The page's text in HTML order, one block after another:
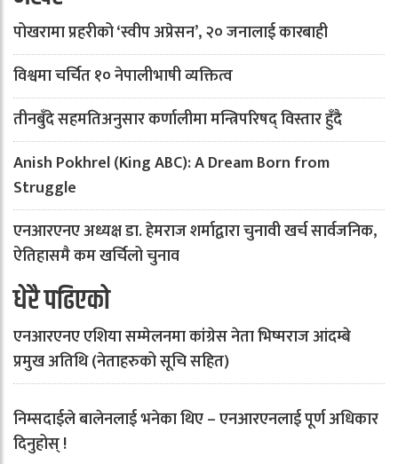
पोखरामा प्रहरीको ‘स्वीप अप्रेसन’, २० जनालाई कारबाही
विश्वमा चर्चित १० नेपालीभाषी व्यक्तित्व
तीनबुँदे सहमतिअनुसार कर्णालीमा मन्त्रिपरिषद् विस्तार हुँदै
Anish Pokhrel (King ABC): A Dream Born from
Struggle
एनआरएनए अध्यक्ष डा. हेमराज शर्माद्वारा चुनावी खर्च सार्वजनिक,
ऐतिहासमै कम खर्चिलो चुनाव
धेरै पढिएको
एनआरएनए एशिया सम्मेलनमा कांग्रेस नेता भिष्मराज आंदम्बे
प्रमुख अतिथि (नेताहरुको सूचि सहित)
निम्सदाईले बालेनलाई भनेका थिए – एनआरएनलाई पूर्ण अधिकार
दिनुहोस् !